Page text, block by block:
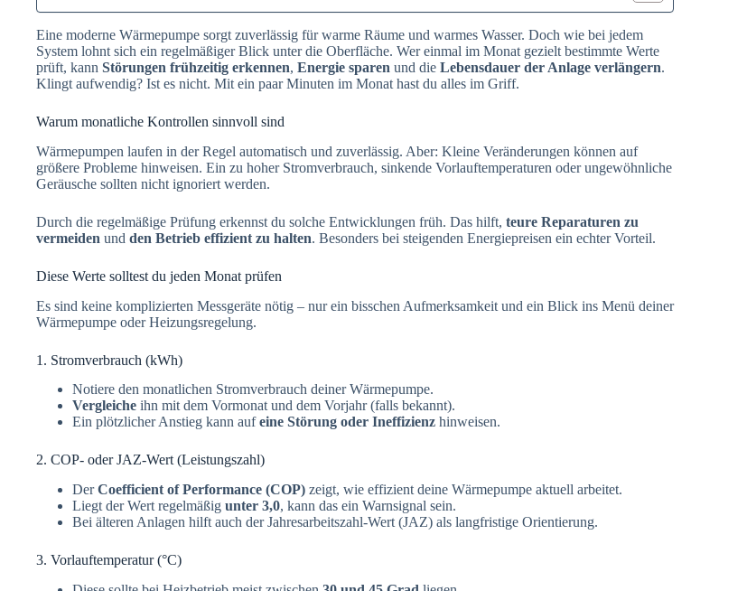
Eine moderne Wärmepumpe sorgt zuverlässig für warme Räume und warmes Wasser. Doch wie bei jedem
System lohnt sich ein regelmäßiger Blick unter die Oberfläche. Wer einmal im Monat gezielt bestimmte Werte
prüft, kann Störungen frühzeitig erkennen, Energie sparen und die Lebensdauer der Anlage verlängern.
Klingt aufwendig? Ist es nicht. Mit ein paar Minuten im Monat hast du alles im Griff.
Warum monatliche Kontrollen sinnvoll sind
Wärmepumpen laufen in der Regel automatisch und zuverlässig. Aber: Kleine Veränderungen können auf
größere Probleme hinweisen. Ein zu hoher Stromverbrauch, sinkende Vorlauftemperaturen oder ungewöhnliche
Geräusche sollten nicht ignoriert werden.
Durch die regelmäßige Prüfung erkennst du solche Entwicklungen früh. Das hilft, teure Reparaturen zu
vermeiden und den Betrieb effizient zu halten. Besonders bei steigenden Energiepreisen ein echter Vorteil.
Diese Werte solltest du jeden Monat prüfen
Es sind keine komplizierten Messgeräte nötig – nur ein bisschen Aufmerksamkeit und ein Blick ins Menü deiner
Wärmepumpe oder Heizungsregelung.
1. Stromverbrauch (kWh)
Notiere den monatlichen Stromverbrauch deiner Wärmepumpe.
Vergleiche ihn mit dem Vormonat und dem Vorjahr (falls bekannt).
Ein plötzlicher Anstieg kann aufeine Störung oder Ineffizienz hinweisen.
2. COP- oder JAZ-Wert (Leistungszahl)
DerCoefficient of Performance (COP) zeigt, wie effizient deine Wärmepumpe aktuell arbeitet.
Liegt der Wert regelmäßig unter 3,0, kann das ein Warnsignal sein.
Bei älteren Anlagen hilft auch der Jahresarbeitszahl-Wert (JAZ) als langfristige Orientierung.
3. Vorlauftemperatur (°C)